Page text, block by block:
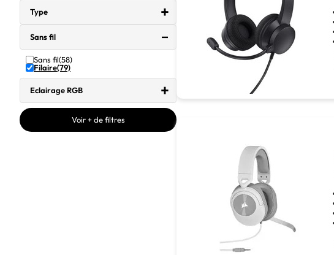
Type
Sans fil
Sans fil(58)
Filaire(79)
Eclairage RGB
Voir + de filtres